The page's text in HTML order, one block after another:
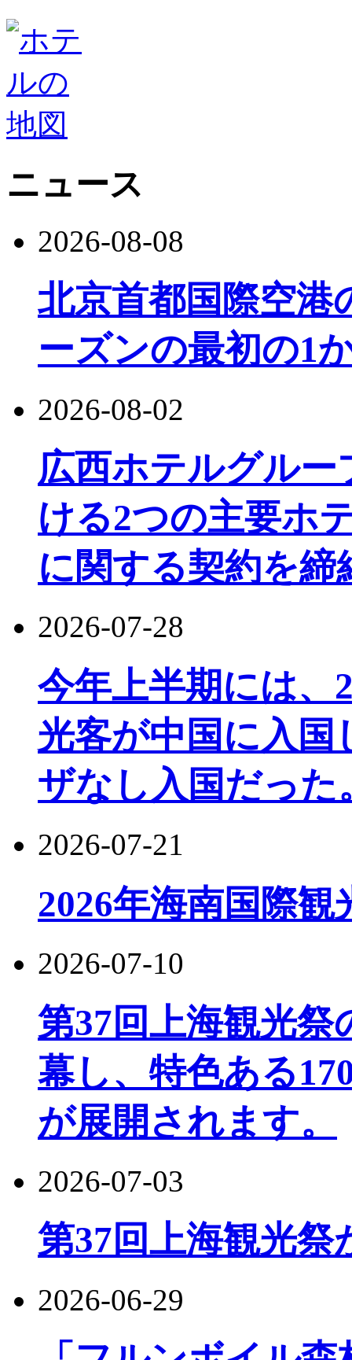
ニュース
2026-08-08
北京首都国際空港
ーズンの最初の1
2026-08-02
広西ホテルグル
ける2つの主要ホ
に関する契約を締
2026-07-28
今年上半期には、
光客が中国に入国
ザなし入国だった
2026-07-21
2026年海南国際
2026-07-10
第37回上海観光
幕し、特色ある
が展開されます。
2026-07-03
第37回上海観光祭
2026-06-29